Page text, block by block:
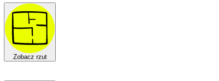
Zobacz rzut